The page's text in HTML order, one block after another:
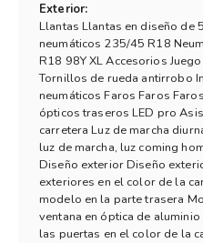
Exterior:
Llantas Llantas en diseño de
neumáticos 235/45 R18
R18 98Y XL Accesorios
Tornillos de rueda antirrobo
neumáticos Faros Faros
ópticos traseros LED pro
carretera Luz de marcha
luz de marcha, luz coming
Diseño exterior Diseño
exteriores en el color de la
modelo en la parte trasera
ventana en óptica de
las puertas en el color de la